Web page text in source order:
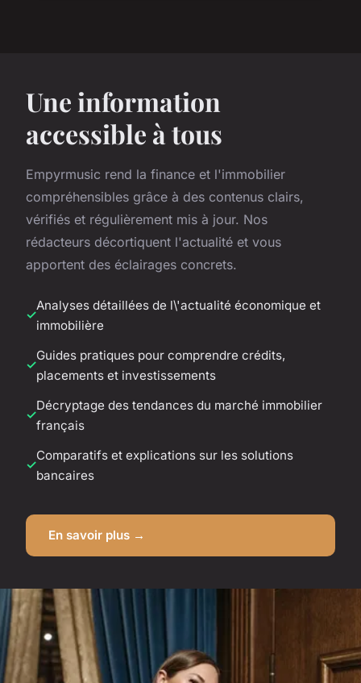
Une information
accessible à tous
Empyrmusic rend la finance et l'immobilier
compréhensibles grâce à des contenus clairs,
vérifiés et régulièrement mis à jour. Nos
rédacteurs décortiquent l'actualité et vous
apportent des éclairages concrets.
Analyses détaillées de l\'actualité économique et
immobilière
Guides pratiques pour comprendre crédits,
placements et investissements
Décryptage des tendances du marché immobilier
français
Comparatifs et explications sur les solutions
bancaires
En savoir plus →